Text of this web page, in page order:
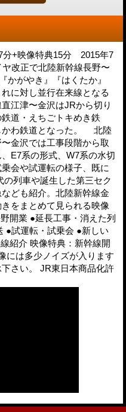
+映像特典15分 2015年7
改正で北陸新幹線長野〜
かがやき』『はくたか』
に対し並行在来線となる
江津〜金沢はJRから切り
道・えちごトキめき鉄
かわ鉄道となった。 北陸
金沢では工事段階から取
E7系の形式、W7系の水切
会や試運転の様子、既に
の列車や誕生した第三セク
ども紹介。北陸新幹線金
をまとめて見られる映像
開業 ●延長工事・消えた列
●試運転・試乗会 ●新しい
紹介 映像特典：新幹線開
は多少ノイズが入ります
さい。 JR東日本商品化許